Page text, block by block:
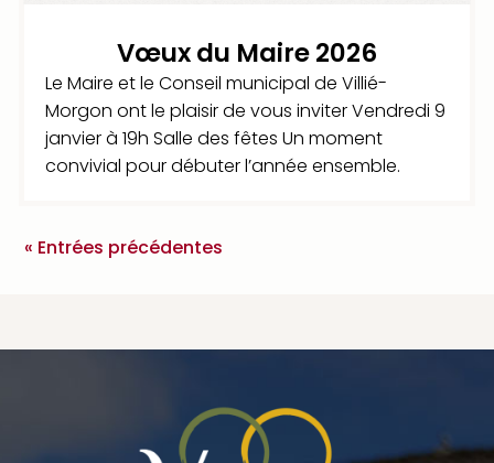
Vœux du Maire 2026
Le Maire et le Conseil municipal de Villié-
Morgon ont le plaisir de vous inviter Vendredi 9
janvier à 19h Salle des fêtes Un moment
convivial pour débuter l’année ensemble.
« Entrées précédentes